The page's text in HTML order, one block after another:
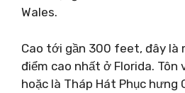
Wales.
Cao tới gần 300 feet, đây là
điểm cao nhất ở Florida. Tôn
hoặc là Tháp Hát Phục hưng